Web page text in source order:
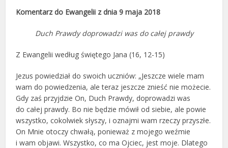
Komentarz do Ewangelii z dnia 9 maja 2018
Duch Prawdy doprowadzi was do całej prawdy
Z Ewangelii według świętego Jana (16, 12-15)
Jezus powiedział do swoich uczniów: „Jeszcze wiele mam
wam do powiedzenia, ale teraz jeszcze znieść nie możecie.
Gdy zaś przyjdzie On, Duch Prawdy, doprowadzi was
do całej prawdy. Bo nie będzie mówił od siebie, ale powie
wszystko, cokolwiek słyszy, i oznajmi wam rzeczy przyszłe.
On Mnie otoczy chwałą, ponieważ z mojego weźmie
i wam objawi. Wszystko, co ma Ojciec, jest moje. Dlatego